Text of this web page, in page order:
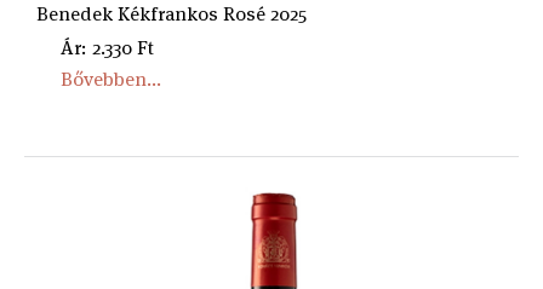
Benedek Kékfrankos Rosé 2025
Ár: 2.330 Ft
Bővebben...